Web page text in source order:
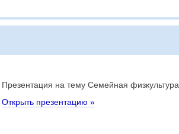
Презентация на тему Семейная физкультура
Открыть презентацию »